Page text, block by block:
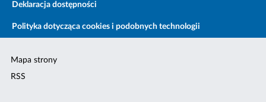
Deklaracja dostępności
Polityka dotycząca cookies i podobnych technologii
Mapa strony
RSS